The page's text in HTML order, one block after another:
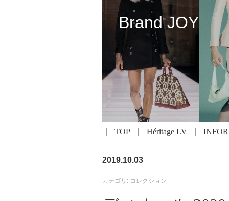
Brand JOY
TOP Héritage LV
2019.10.03
カテゴリ: コレクション